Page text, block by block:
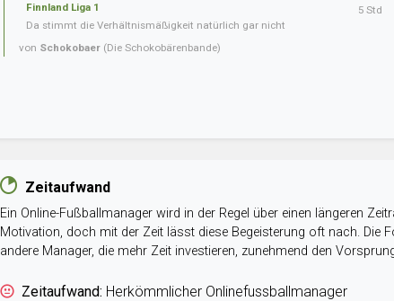
Finnland Liga 1
Da stimmt die Verhältnismäßigkeit natürlich gar nicht
von Schokobaer (Die Schokobärenbande)
5 Std
Zeitaufwand
Ein Online-Fußballmanager wird in der Regel über einen längeren
Motivation, doch mit der Zeit lässt diese Begeisterung oft nach. Die
andere Manager, die mehr Zeit investieren, zunehmend den
Zeitaufwand: Herkömmlicher Onlinefussballmanager